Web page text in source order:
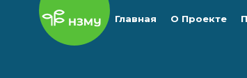
Главная О Проекте